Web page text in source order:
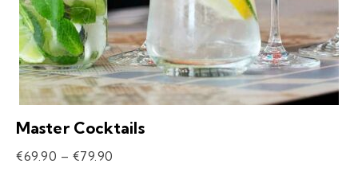
Master Cocktails
€69.90 – €79.90